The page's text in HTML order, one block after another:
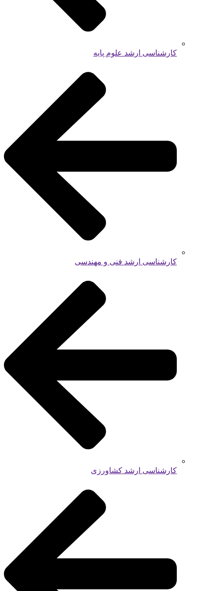
کارشناسی ارشد علوم پایه
کارشناسی ارشد فنی و مهندسی
کارشناسی ارشد کشاورزی